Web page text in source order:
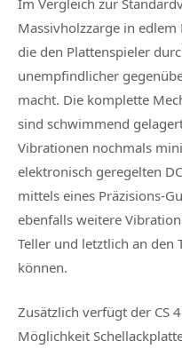
Massivholzzarge in edlem
die den Plattenspieler
unempfindlicher
macht. Die komplette
sind schwimmend
Vibrationen nochmals
elektronisch geregelten
mittels eines Präzisions-
ebenfalls weitere
Teller und letztlich an den
können.
Zusätzlich verfügt der CS
Möglichkeit